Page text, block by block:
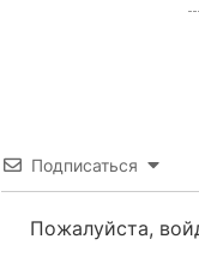
Подписаться
Пожалуйста,